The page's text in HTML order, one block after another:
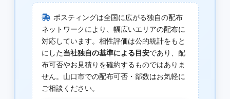
ポスティングは全国に広がる独自の配布
ネットワークにより、幅広いエリアの配布に
対応しています。相性評価は公的統計をもと
にした当社独自の基準による目安であり、配
布可否やお見積りを確約するものではありま
せん。山口市での配布可否・部数はお気軽に
ご相談ください。